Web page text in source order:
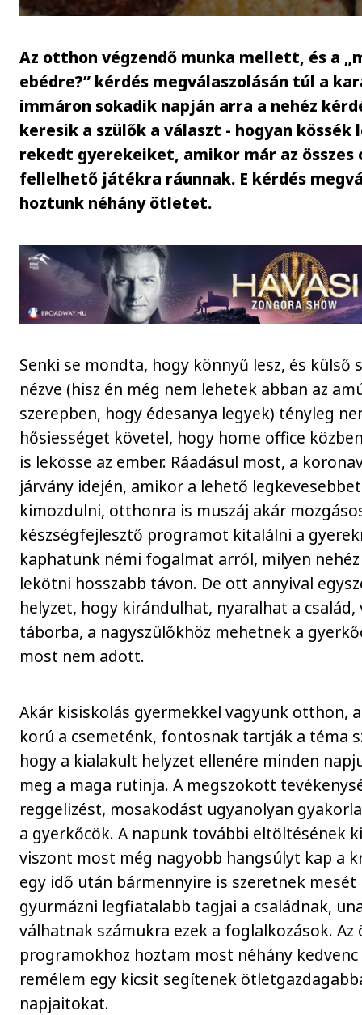
Az otthon végzendő munka mellett, és a
ebédre?” kérdés megválaszolásán túl a
immáron sokadik napján arra a nehéz
keresik a szülők a választ - hogyan kössék
rekedt gyerekeiket, amikor már az
fellelhető játékra ráunnak. E kérdés
hoztunk néhány ötletet.
Senki se mondta, hogy könnyű lesz, és külső
nézve (hisz én még nem lehetek abban az
szerepben, hogy édesanya legyek) tényleg
hősiességet követel, hogy home office
is lekösse az ember. Ráadásul most, a
járvány idején, amikor a lehető
kimozdulni, otthonra is muszáj akár
készségfejlesztő programot kitalálni a
kaphatunk némi fogalmat arról, milyen
lekötni hosszabb távon. De ott annyival
helyzet, hogy kirándulhat, nyaralhat a
táborba, a nagyszülőkhöz mehetnek a
most nem adott.
Akár kisiskolás gyermekkel vagyunk otthon,
korú a csemeténk, fontosnak tartják a téma
hogy a kialakult helyzet ellenére minden
meg a maga rutinja. A megszokott
reggelizést, mosakodást ugyanolyan
a gyerkőcök. A napunk további eltöltésének
viszont most még nagyobb hangsúlyt kap a
egy idő után bármennyire is szeretnek mesét
gyurmázni legfiatalabb tagjai a családnak,
válhatnak számukra ezek a foglalkozások. Az
programokhoz hoztam most néhány
remélem egy kicsit segítenek
napjaitokat.